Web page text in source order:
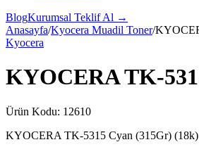
BlogKurumsal Teklif Al →
Anasayfa/Kyocera Muadil Toner/
Kyocera
KYOCERA TK-
Ürün Kodu: 12610
KYOCERA TK-5315 Cyan (315Gr) (18k)